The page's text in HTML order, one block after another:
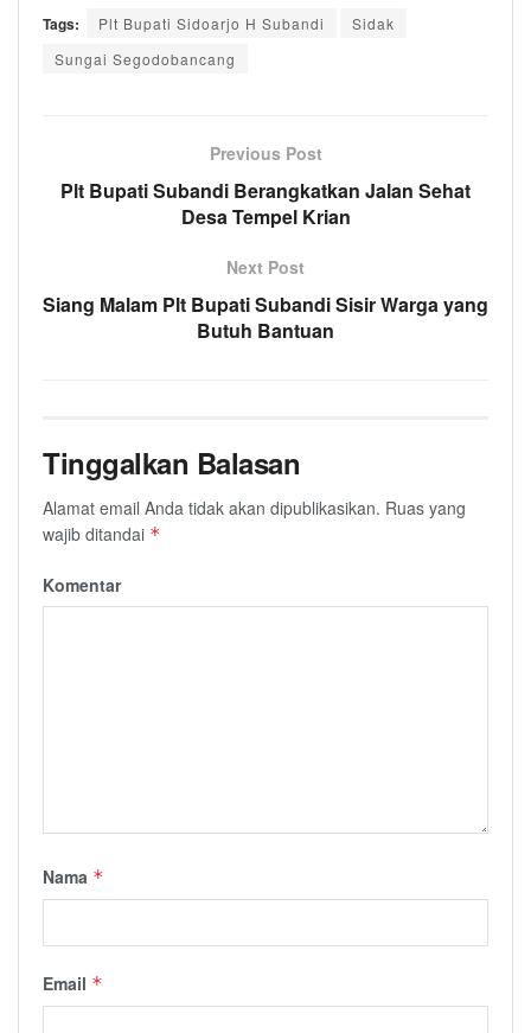
Tags: Plt Bupati Sidoarjo H Subandi
Sidak
Sungai Segodobancang
Previous Post
Plt Bupati Subandi Berangkatkan Jalan Sehat
Desa Tempel Krian
Next Post
Siang Malam Plt Bupati Subandi Sisir Warga yang
Butuh Bantuan
Tinggalkan Balasan
Alamat email Anda tidak akan dipublikasikan. Ruas yang
wajib ditandai *
Komentar
Nama *
Email *